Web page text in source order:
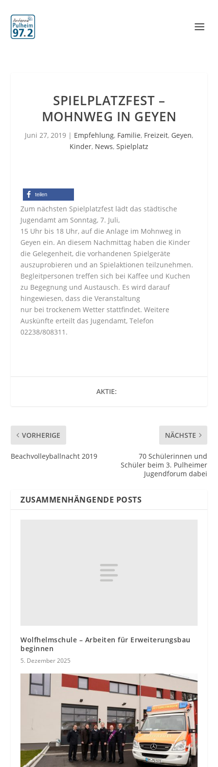
SPIELPLATZFEST –
MOHNWEG IN GEYEN
Juni 27, 2019 | Empfehlung, Familie, Freizeit, Geyen,
Kinder, News, Spielplatz
teilen
Zum nächsten Spielplatzfest lädt das städtische
Jugendamt am Sonntag, 7. Juli,
15 Uhr bis 18 Uhr, auf die Anlage im Mohnweg in
Geyen ein. An diesem Nachmittag haben die Kinder
die Gelegenheit, die vorhandenen Spielgeräte
auszuprobieren und an Spielaktionen teilzunehmen.
Begleitpersonen treffen sich bei Kaffee und Kuchen
zu Begegnung und Austausch. Es wird darauf
hingewiesen, dass die Veranstaltung
nur bei trockenem Wetter stattfindet. Weitere
Auskünfte erteilt das Jugendamt, Telefon
02238/808311.
AKTIE:
VORHERIGE
Beachvolleyballnacht 2019
NÄCHSTE
70 Schülerinnen und
Schüler beim 3. Pulheimer
Jugendforum dabei
ZUSAMMENHÄNGENDE POSTS
Wolfhelmschule – Arbeiten für Erweiterungsbau
beginnen
5. Dezember 2025